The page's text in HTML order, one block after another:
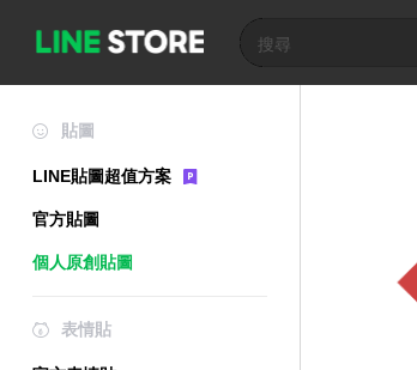
貼圖
LINE貼圖超值方案
官方貼圖
個人原創貼圖
表情貼